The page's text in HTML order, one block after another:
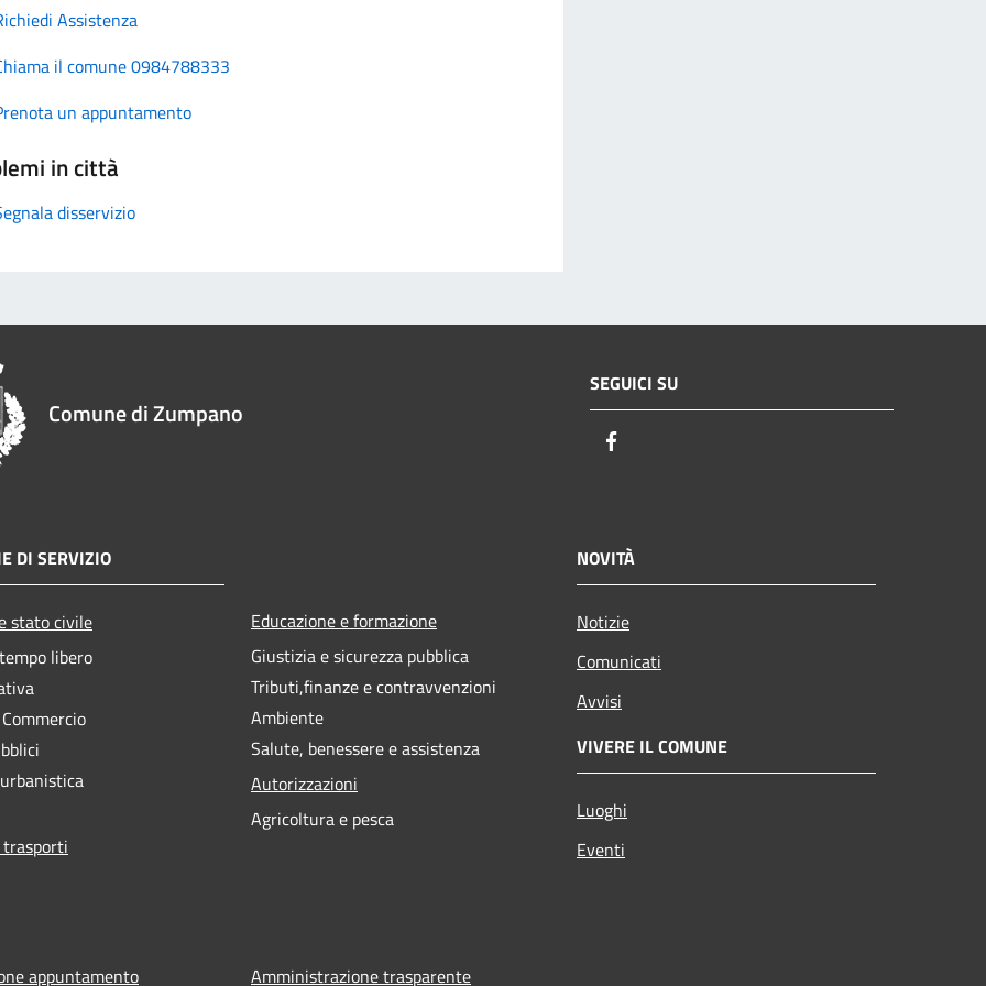
Assistenza
il comune 0984788333
un appuntamento
in città
disservizio
Comune di Zumpano
SEGUICI SU
DI SERVIZIO
stato civile
libero
Educazione e formazione
Giustizia e sicurezza pubblica
Tributi,finanze e contravvenzioni
Ambiente
Salute, benessere e assistenza
Autorizzazioni
Agricoltura e pesca
NOVITÀ
Notizie
Comunicati
Avvisi
VIVERE IL COMUNE
Luoghi
Eventi
appuntamento Amministrazione trasparente